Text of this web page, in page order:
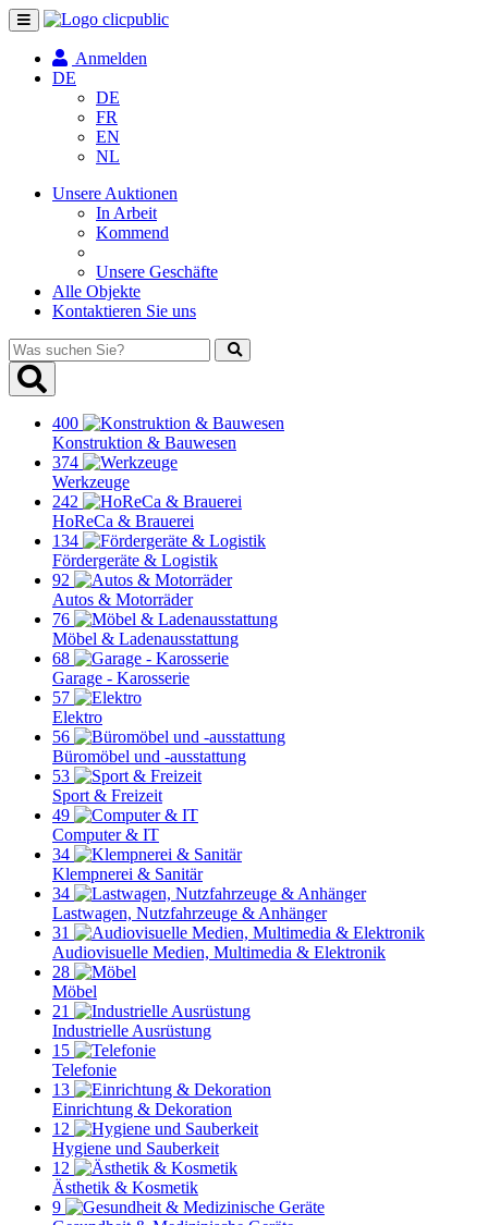
Navigation
umschalten
Anmelden
DE
DE
FR
EN
NL
Unsere Auktionen
In Arbeit
Kommend
Unsere Geschäfte
Alle Objekte
Kontaktieren Sie uns
Was
suchen
Sie?
400
Konstruktion & Bauwesen
374
Werkzeuge
242
HoReCa & Brauerei
134
Fördergeräte & Logistik
92
Autos & Motorräder
76
Möbel & Ladenausstattung
68
Garage - Karosserie
57
Elektro
56
Büromöbel und -ausstattung
53
Sport & Freizeit
49
Computer & IT
34
Klempnerei & Sanitär
34
Lastwagen, Nutzfahrzeuge & Anhänger
31
Audiovisuelle Medien, Multimedia & Elektronik
28
Möbel
21
Industrielle Ausrüstung
15
Telefonie
13
Einrichtung & Dekoration
12
Hygiene und Sauberkeit
12
Ästhetik & Kosmetik
9